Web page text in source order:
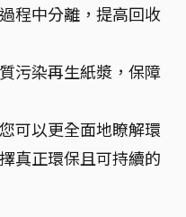
程中分離，提高回收
污染再生紙漿，保障
可以更全面地瞭解環
真正環保且可持續的